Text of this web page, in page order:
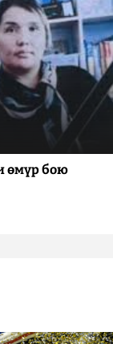
өмүр бою